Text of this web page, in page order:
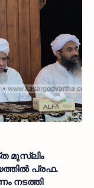
മുസ്ലിം
പ്രഫ.
നടത്തി